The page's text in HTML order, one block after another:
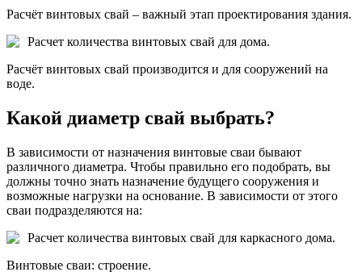
Расчёт винтовых свай – важный этап проектирования здания.
Расчет количества винтовых свай для дома.
Расчёт винтовых свай производится и для сооружений на
воде.
Какой диаметр свай выбрать?
В зависимости от назначения винтовые сваи бывают
различного диаметра. Чтобы правильно его подобрать, вы
должны точно знать назначение будущего сооружения и
возможные нагрузки на основание. В зависимости от этого
сваи подразделяются на:
Расчет количества винтовых свай для каркасного дома.
Винтовые сваи: строение.